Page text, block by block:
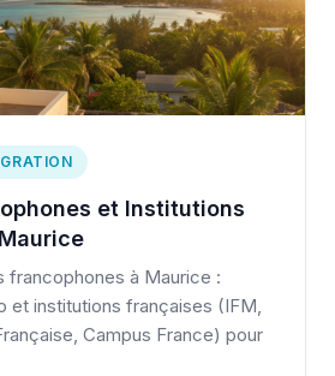
et Institutions
francophones à Maurice :
et institutions françaises (IFM,
Campus France) pour